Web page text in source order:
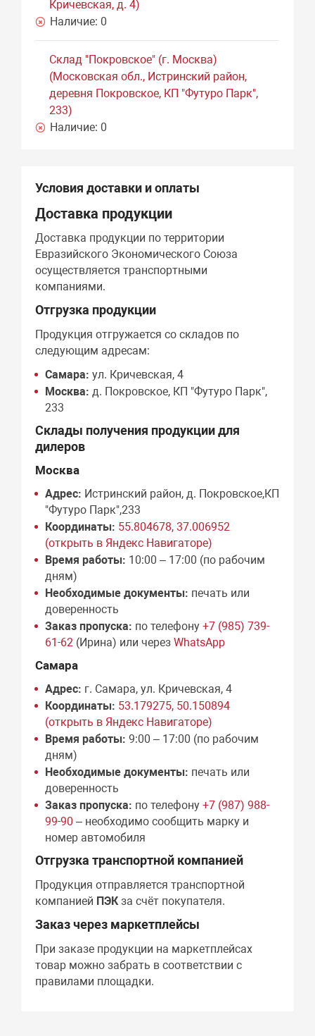
Кричевская, д. 4)
Наличие: 0
Склад "Покровское" (г. Москва)
(Московская обл., Истринский район,
деревня Покровское, КП "Футуро Парк",
233)
Наличие: 0
Условия доставки и оплаты
Доставка продукции
Доставка продукции по территории
Евразийского Экономического Союза
осуществляется транспортными
компаниями.
Отгрузка продукции
Продукция отгружается со складов по
следующим адресам:
Самара: ул. Кричевская, 4
Москва: д. Покровское, КП "Футуро Парк",
233
Склады получения продукции для
дилеров
Москва
Адрес: Истринский район, д. Покровское,КП
"Футуро Парк",233
Координаты: 55.804678, 37.006952
(открыть в Яндекс Навигаторе)
Время работы: 10:00 – 17:00 (по рабочим
дням)
Необходимые документы: печать или
доверенность
Заказ пропуска: по телефону+7 (985) 739-
61-62 (Ирина) или черезWhatsApp
Самара
Адрес: г. Самара, ул. Кричевская, 4
Координаты: 53.179275, 50.150894
(открыть в Яндекс Навигаторе)
Время работы: 9:00 – 17:00 (по рабочим
дням)
Необходимые документы: печать или
доверенность
Заказ пропуска: по телефону+7 (987) 988-
99-90 – необходимо сообщить марку и
номер автомобиля
Отгрузка транспортной компанией
Продукция отправляется транспортной
компанией ПЭК за счёт покупателя.
Заказ через маркетплейсы
При заказе продукции на маркетплейсах
товар можно забрать в соответствии с
правилами площадки.